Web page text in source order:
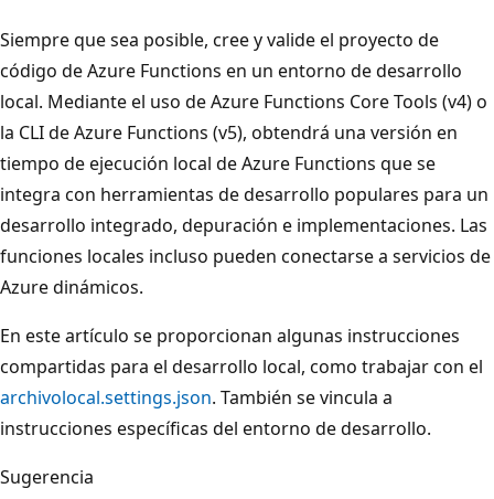
Siempre que sea posible, cree y valide el proyecto de
código de Azure Functions en un entorno de desarrollo
local. Mediante el uso de Azure Functions Core Tools (v4) o
la CLI de Azure Functions (v5), obtendrá una versión en
tiempo de ejecución local de Azure Functions que se
integra con herramientas de desarrollo populares para un
desarrollo integrado, depuración e implementaciones. Las
funciones locales incluso pueden conectarse a servicios de
Azure dinámicos.
En este artículo se proporcionan algunas instrucciones
compartidas para el desarrollo local, como trabajar con el
archivolocal.settings.json. También se vincula a
instrucciones específicas del entorno de desarrollo.
Sugerencia